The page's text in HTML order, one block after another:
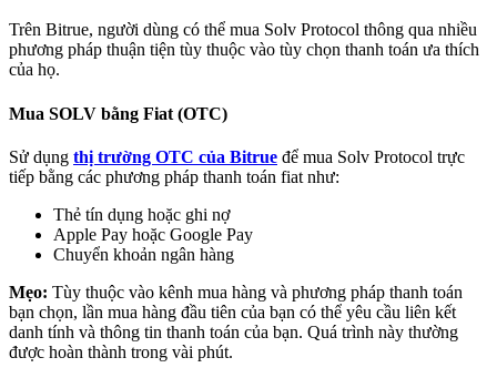
Tìm hiểu về kiếm thu nhập thụ động
Bitrue
AI
Đối tác Bitrue
Trên Bitrue, người dùng có thể mua Solv Protocol thông qua nhiều
phương pháp thuận tiện tùy thuộc vào tùy chọn thanh toán ưa thích
của họ.
Mua SOLV bằng Fiat (OTC)
Sử dụng thị trường OTC của Bitrue để mua Solv Protocol trực
tiếp bằng các phương pháp thanh toán fiat như:
Thẻ tín dụng hoặc ghi nợ
Apple Pay hoặc Google Pay
Chuyển khoản ngân hàng
Mẹo: Tùy thuộc vào kênh mua hàng và phương pháp thanh toán
bạn chọn, lần mua hàng đầu tiên của bạn có thể yêu cầu liên kết
danh tính và thông tin thanh toán của bạn. Quá trình này thường
được hoàn thành trong vài phút.